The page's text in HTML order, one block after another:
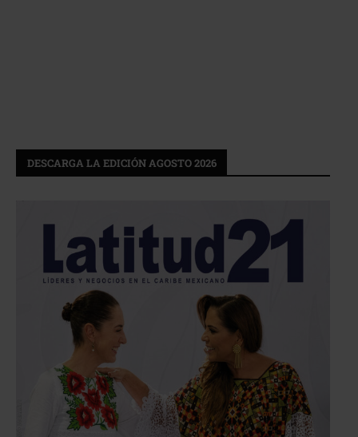
DESCARGA LA EDICIÓN AGOSTO 2026